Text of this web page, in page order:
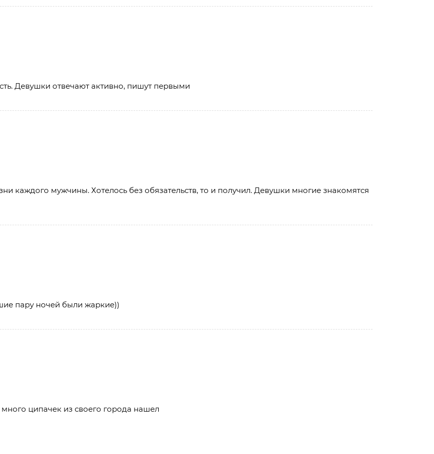
Девушки отвечают активно, пишут первыми
каждого мужчины. Хотелось без обязательств, то и получил. Девушки многие знакомятся
пару ночей были жаркие))
много ципачек из своего города нашел